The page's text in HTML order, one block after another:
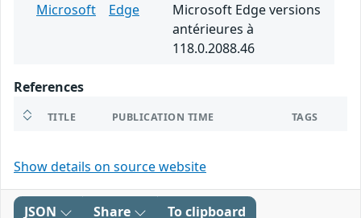
Microsoft Edge
Microsoft Edge versions
antérieures à
118.0.2088.46
References
TITLE PUBLICATION TIME TAGS
Show details on source website
JSON Share To clipboard